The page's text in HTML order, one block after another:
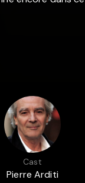
Cast
Pierre Arditi